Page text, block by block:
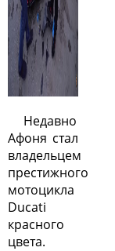
Недавно
Афоня стал
владельцем
престижного
мотоцикла
Ducati
красного
цвета.